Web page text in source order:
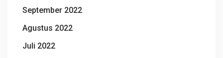
September 2022
Agustus 2022
Juli 2022